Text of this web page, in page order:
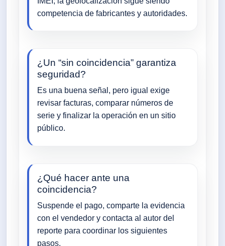
competencia de fabricantes y autoridades.
¿Un “sin coincidencia” garantiza
seguridad?
Es una buena señal, pero igual exige
revisar facturas, comparar números de
serie y finalizar la operación en un sitio
público.
¿Qué hacer ante una
coincidencia?
Suspende el pago, comparte la evidencia
con el vendedor y contacta al autor del
reporte para coordinar los siguientes
pasos.